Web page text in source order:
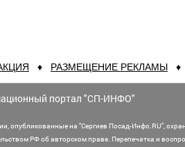
♦ РАЗМЕЩЕНИЕ РЕКЛАМЫ
портал "СП-ИНФО"
опубликованные на "Сергиев Посад-Инфо.RU",
РФ об авторском праве. Перепечатка и